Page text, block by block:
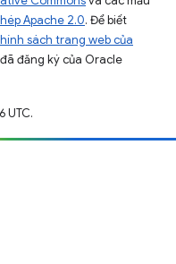
Apache 2.0. Để biết
sách trang web của
đăng ký của Oracle
UTC.